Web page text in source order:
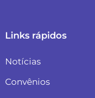
Links rápidos
Notícias
Convênios